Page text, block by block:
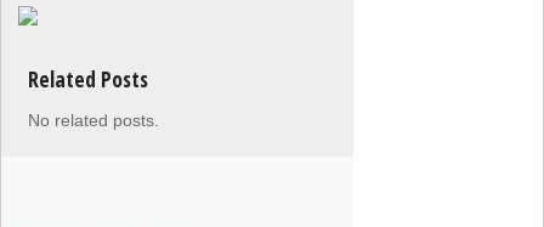
Related Posts
No related posts.